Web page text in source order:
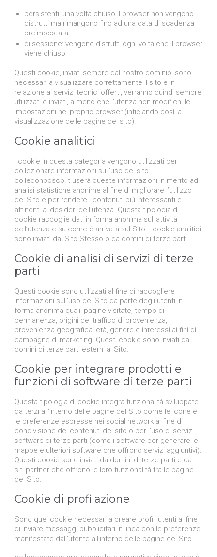
persistenti: una volta chiuso il browser non vengono
distrutti ma rimangono fino ad una data di scadenza
preimpostata
di sessione: vengono distrutti ogni volta che il browser
viene chiuso
Questi cookie, inviati sempre dal nostro dominio, sono
necessari a visualizzare correttamente il sito e in
relazione ai servizi tecnici offerti, verranno quindi sempre
utilizzati e inviati, a meno che l’utenza non modifichi le
impostazioni nel proprio browser (inficiando così la
visualizzazione delle pagine del sito).
Cookie analitici
I cookie in questa categoria vengono utilizzati per
collezionare informazioni sull’uso del sito.
colledonbosco.it userà queste informazioni in merito ad
analisi statistiche anonime al fine di migliorare l’utilizzo
del Sito e per rendere i contenuti più interessanti e
attinenti ai desideri dell’utenza. Questa tipologia di
cookie raccoglie dati in forma anonima sull’attività
dell’utenza e su come è arrivata sul Sito. I cookie analitici
sono inviati dal Sito Stesso o da domini di terze parti.
Cookie di analisi di servizi di terze
parti
Questi cookie sono utilizzati al fine di raccogliere
informazioni sull’uso del Sito da parte degli utenti in
forma anonima quali: pagine visitate, tempo di
permanenza, origini del traffico di provenienza,
provenienza geografica, età, genere e interessi ai fini di
campagne di marketing. Questi cookie sono inviati da
domini di terze parti esterni al Sito.
Cookie per integrare prodotti e
funzioni di software di terze parti
Questa tipologia di cookie integra funzionalità sviluppate
da terzi all’interno delle pagine del Sito come le icone e
le preferenze espresse nei social network al fine di
condivisione dei contenuti del sito o per l’uso di servizi
software di terze parti (come i software per generare le
mappe e ulteriori software che offrono servizi aggiuntivi).
Questi cookie sono inviati da domini di terze parti e da
siti partner che offrono le loro funzionalità tra le pagine
del Sito.
Cookie di profilazione
Sono quei cookie necessari a creare profili utenti al fine
di inviare messaggi pubblicitari in linea con le preferenze
manifestate dall’utente all’interno delle pagine del Sito.